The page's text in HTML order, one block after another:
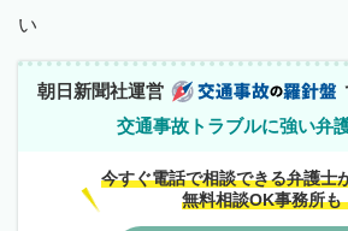
い
朝日新聞社運営
交通事故トラブルに強い弁
今すぐ電話で相談できる弁護士
無料相談OK事務所も